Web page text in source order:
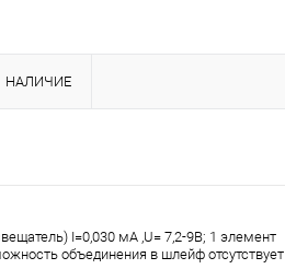
НАЛИЧИЕ
I=0,030 мА ,U= 7,2-9В; 1 элемент
объединения в шлейф отсутствует